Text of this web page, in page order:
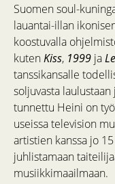
Suomen soul-
lauantai-illan
koostuvalla
kuten Kiss, 1999 ja
tanssikansalle
soljuvasta
tunnettu Heini on
useissa television
artistien kanssa jo
juhlistamaan
musiikkimaailmaan.